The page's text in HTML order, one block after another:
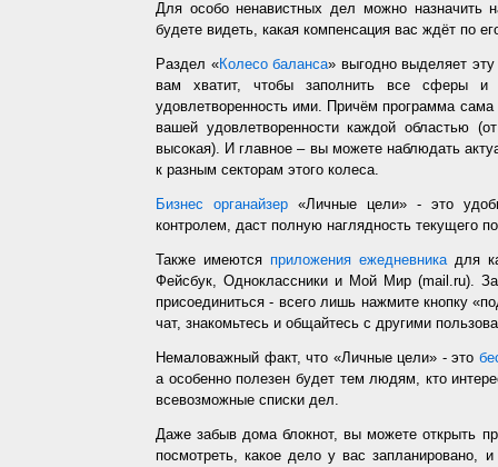
Для особо ненавистных дел можно назначить
будете видеть, какая компенсация вас ждёт по
Раздел «Колесо баланса» выгодно выделяет
вам хватит, чтобы заполнить все сферы и
удовлетворенность ими. Причём программа
вашей удовлетворенности каждой областью
высокая). И главное – вы можете наблюдать
к разным секторам этого колеса.
Бизнес органайзер «Личные цели» - это
контролем, даст полную наглядность текущего
Также имеются приложения ежедневникадля
Фейсбук, Одноклассники и Мой Мир (mail.ru).
присоединиться - всего лишь нажмите кнопку
чат, знакомьтесь и общайтесь с другими
Немаловажный факт, что «Личные цели» - это
а особенно полезен будет тем людям, кто
всевозможные списки дел.
Даже забыв дома блокнот, вы можете открыть
посмотреть, какое дело у вас запланировано,